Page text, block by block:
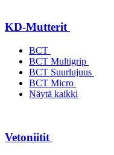
KD-Mutterit
BCT
BCT Multigrip
BCT Suurlujuus
BCT Micro
Näytä kaikki
Vetoniitit